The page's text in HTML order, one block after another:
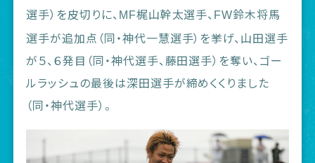
選手）を皮切りに、 MF梶山幹太選手、 FW鈴木将馬
選手が追加点（同・神代一慧選手）を挙げ、山田選手
が５、６発目（同・神代選手、藤田選手）を奪い、ゴー
ルラッシュの最後は深田選手が締めくくりました
（同・神代選手）。